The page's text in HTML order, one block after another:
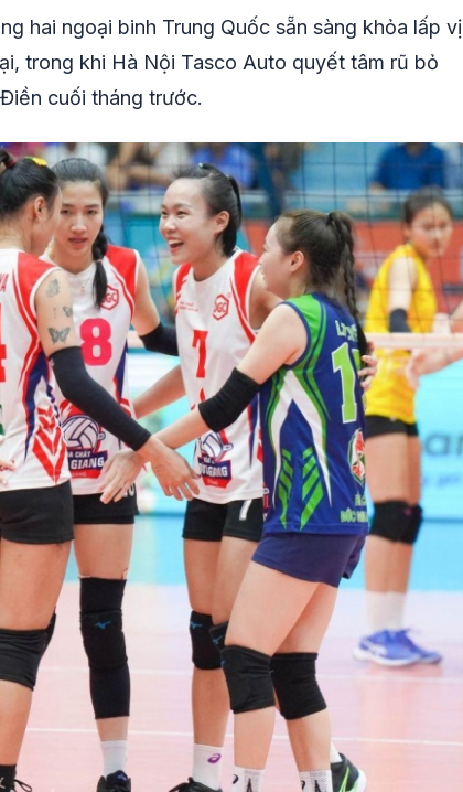
hai ngoại binh Trung Quốc sẵn sàng khỏa lấp vị
trong khi Hà Nội Tasco Auto quyết tâm rũ bỏ
cuối tháng trước.